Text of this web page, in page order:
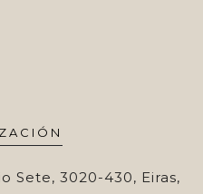
Sete, 3020-430, Eiras,